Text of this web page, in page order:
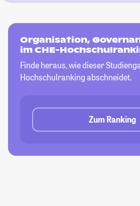
Organisation,
im CHE-
Finde heraus, wie dieser
Hochschulranking abschneidet.
Zum Ranking